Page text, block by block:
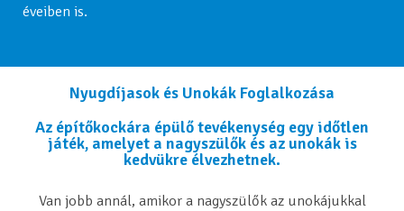
éveiben is.
Nyugdíjasok és Unokák Foglalkozása
Az építőkockára épülő tevékenység egy időtlen
játék, amelyet a nagyszülők és az unokák is
kedvükre élvezhetnek.
Van jobb annál, amikor a nagyszülők az unokájukkal